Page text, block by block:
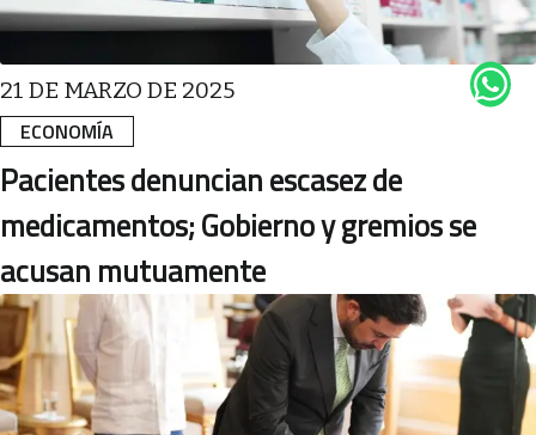
ECONOMÍA
21 DE MARZO DE 2025
Pacientes denuncian escasez de
medicamentos; Gobierno y gremios se
acusan mutuamente